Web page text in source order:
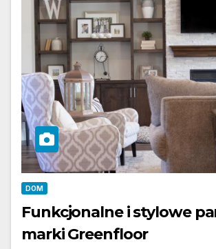
DOM
Funkcjonalne i stylowe
marki Greenfloor